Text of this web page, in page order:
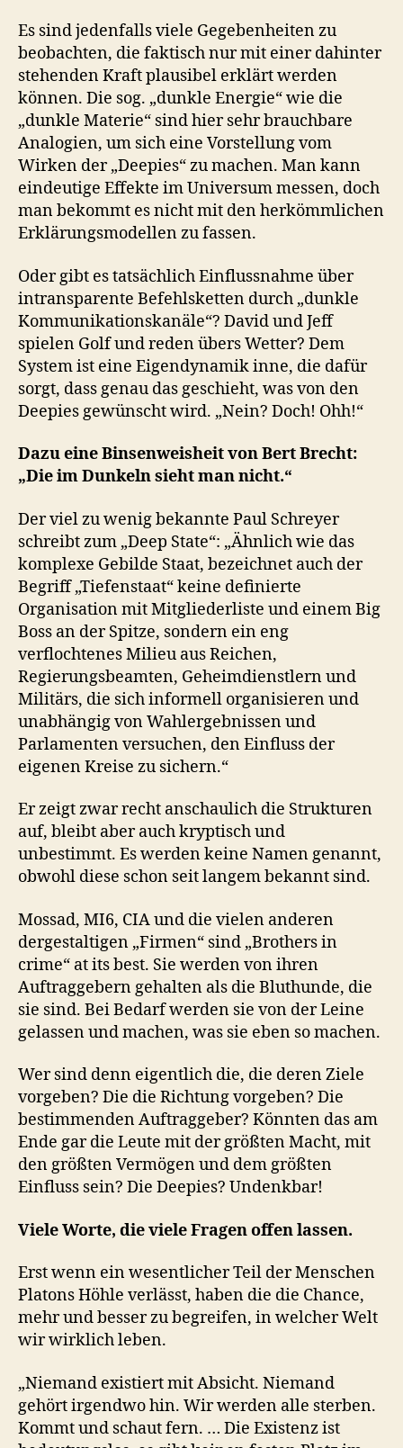
Es sind jedenfalls viele Gegebenheiten zu
beobachten, die faktisch nur mit einer dahinter
stehenden Kraft plausibel erklärt werden
können. Die sog. „dunkle Energie“ wie die
„dunkle Materie“ sind hier sehr brauchbare
Analogien, um sich eine Vorstellung vom
Wirken der „Deepies“ zu machen. Man kann
eindeutige Effekte im Universum messen, doch
man bekommt es nicht mit den herkömmlichen
Erklärungsmodellen zu fassen.
Oder gibt es tatsächlich Einflussnahme über
intransparente Befehlsketten durch „dunkle
Kommunikationskanäle“? David und Jeff
spielen Golf und reden übers Wetter? Dem
System ist eine Eigendynamik inne, die dafür
sorgt, dass genau das geschieht, was von den
Deepies gewünscht wird. „Nein? Doch! Ohh!“
Dazu eine Binsenweisheit von Bert Brecht:
„Die im Dunkeln sieht man nicht.“
Der viel zu wenig bekannte Paul Schreyer
schreibt zum „Deep State“: „Ähnlich wie das
komplexe Gebilde Staat, bezeichnet auch der
Begriff „Tiefenstaat“ keine definierte
Organisation mit Mitgliederliste und einem Big
Boss an der Spitze, sondern ein eng
verflochtenes Milieu aus Reichen,
Regierungsbeamten, Geheimdienstlern und
Militärs, die sich informell organisieren und
unabhängig von Wahlergebnissen und
Parlamenten versuchen, den Einfluss der
eigenen Kreise zu sichern.“
Er zeigt zwar recht anschaulich die Strukturen
auf, bleibt aber auch kryptisch und
unbestimmt. Es werden keine Namen genannt,
obwohl diese schon seit langem bekannt sind.
Mossad, MI6, CIA und die vielen anderen
dergestaltigen „Firmen“ sind „Brothers in
crime“ at its best. Sie werden von ihren
Auftraggebern gehalten als die Bluthunde, die
sie sind. Bei Bedarf werden sie von der Leine
gelassen und machen, was sie eben so machen.
Wer sind denn eigentlich die, die deren Ziele
vorgeben? Die die Richtung vorgeben? Die
bestimmenden Auftraggeber? Könnten das am
Ende gar die Leute mit der größten Macht, mit
den größten Vermögen und dem größten
Einfluss sein? Die Deepies? Undenkbar!
Viele Worte, die viele Fragen offen lassen.
Erst wenn ein wesentlicher Teil der Menschen
Platons Höhle verlässt, haben die die Chance,
mehr und besser zu begreifen, in welcher Welt
wir wirklich leben.
„Niemand existiert mit Absicht. Niemand
gehört irgendwo hin. Wir werden alle sterben.
Kommt und schaut fern. … Die Existenz ist